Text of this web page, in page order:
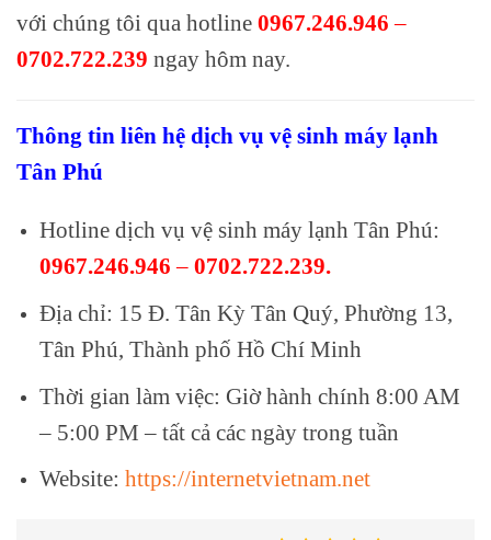
với chúng tôi qua hotline 0967.246.946 –
0702.722.239 ngay hôm nay.
Thông tin liên hệ dịch vụ vệ sinh máy lạnh
Tân Phú
Hotline dịch vụ vệ sinh máy lạnh Tân Phú:
0967.246.946 – 0702.722.239.
Địa chỉ: 15 Đ. Tân Kỳ Tân Quý, Phường 13,
Tân Phú, Thành phố Hồ Chí Minh
Thời gian làm việc: Giờ hành chính 8:00 AM
– 5:00 PM – tất cả các ngày trong tuần
Website: https://internetvietnam.net